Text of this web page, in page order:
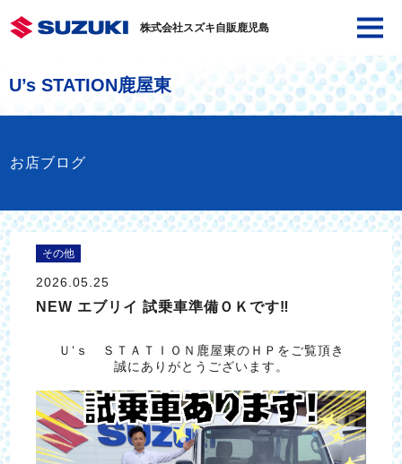
株式会社スズキ自販鹿児島
U’s STATION鹿屋東
お店ブログ
その他
2026.05.25
NEW エブリイ 試乗車準備ＯＫです‼
Ｕ‘ｓ ＳＴＡＴＩＯＮ鹿屋東のＨＰをご覧頂き
誠にありがとうございます。